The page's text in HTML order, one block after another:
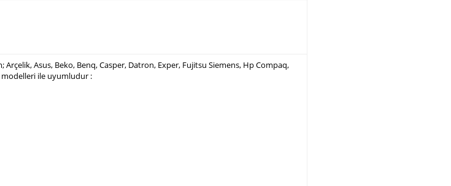
Asus, Beko, Benq, Casper, Datron, Exper, Fujitsu Siemens, Hp Compaq,
modelleri ile uyumludur :